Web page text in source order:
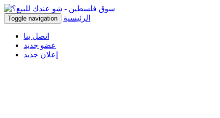
Toggle navigation الرئيسية
اتصل بنا
عضو جديد
إعلان جديد